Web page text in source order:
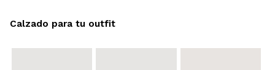
Calzado para tu outfit